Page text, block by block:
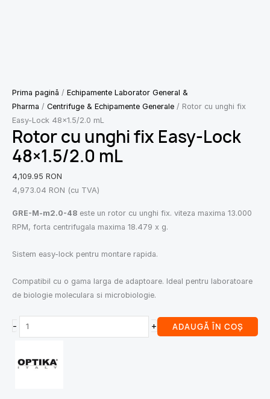
Prima pagină / Echipamente Laborator General &
Pharma / Centrifuge & Echipamente Generale / Rotor cu unghi fix
Easy-Lock 48×1.5/2.0 mL
Rotor cu unghi fix Easy-Lock
48×1.5/2.0 mL
4,109.95 RON
4,973.04 RON (cu TVA)
GRE-M-m2.0-48 este un rotor cu unghi fix. viteza maxima 13.000
RPM, forta centrifugala maxima 18.479 x g.
Sistem easy-lock pentru montare rapida.
Compatibil cu o gama larga de adaptoare. Ideal pentru laboratoare
de biologie moleculara si microbiologie.
- + ADAUGĂ ÎN COȘ